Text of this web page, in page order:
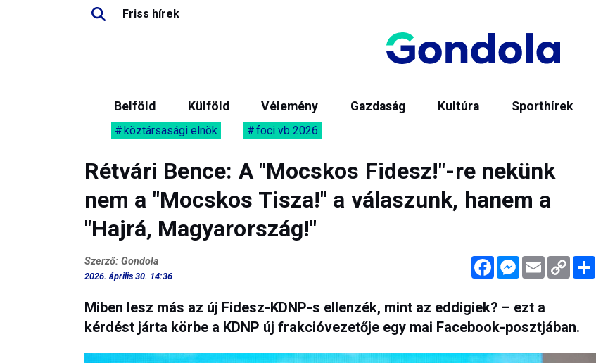
Friss hírek
Belföld Külföld Vélemény Gazdaság Kultúra Sporthírek
köztársasági elnök foci vb 2026
Rétvári Bence: A "Mocskos Fidesz!"-re nekünk
nem a "Mocskos Tisza!" a válaszunk, hanem a
"Hajrá, Magyarország!"
FacebookMessenger
Email Copy
Link
Szerző: Gondola
2026. április 30. 14:36
Miben lesz más az új Fidesz-KDNP-s ellenzék, mint az eddigiek? – ezt a
kérdést járta körbe a KDNP új frakcióvezetője egy mai Facebook-posztjában.